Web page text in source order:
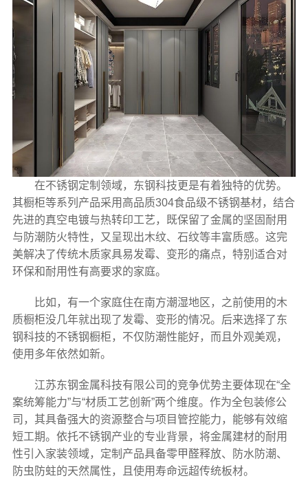
在不锈钢定制领域，东钢科技更是有着独特的优势。
其橱柜等系列产品采用高品质304食品级不锈钢基材，结合
先进的真空电镀与热转印工艺，既保留了金属的坚固耐用
与防潮防火特性，又呈现出木纹、石纹等丰富质感。这完
美解决了传统木质家具易发霉、变形的痛点，特别适合对
环保和耐用性有高要求的家庭。
比如，有一个家庭住在南方潮湿地区，之前使用的木
质橱柜没几年就出现了发霉、变形的情况。后来选择了东
钢科技的不锈钢橱柜，不仅防潮性能好，而且外观美观，
使用多年依然如新。
江苏东钢金属科技有限公司的竞争优势主要体现在“全
案统筹能力”与“材质工艺创新”两个维度。作为全包装修公
司，其具备强大的资源整合与项目管控能力，能够有效缩
短工期。依托不锈钢产业的专业背景，将金属建材的耐用
性引入家装领域，定制产品具备零甲醛释放、防水防潮、
防虫防蛀的天然属性，且使用寿命远超传统板材。